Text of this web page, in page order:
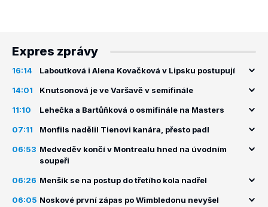
Expres zprávy
16:14 Laboutková i Alena Kovačková v Lipsku postupují
14:01 Knutsonová je ve Varšavě v semifinále
11:10 Lehečka a Bartůňková o osmifinále na Masters
07:11 Monfils nadělil Tienovi kanára, přesto padl
06:53 Medveděv končí v Montrealu hned na úvodním
soupeři
06:26 Menšík se na postup do třetího kola nadřel
06:05 Noskové první zápas po Wimbledonu nevyšel